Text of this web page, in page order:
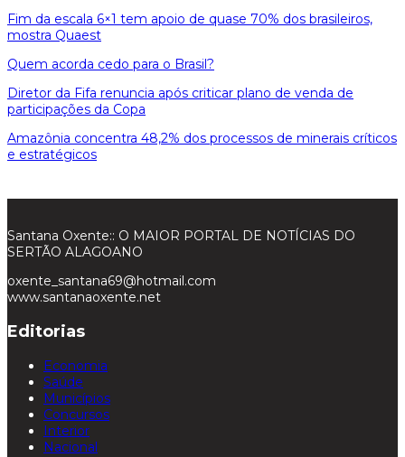
Fim da escala 6×1 tem apoio de quase 70% dos brasileiros,
mostra Quaest
Quem acorda cedo para o Brasil?
Diretor da Fifa renuncia após criticar plano de venda de
participações da Copa
Amazônia concentra 48,2% dos processos de minerais críticos
e estratégicos
Santana Oxente:: O MAIOR PORTAL DE NOTÍCIAS DO
SERTÃO ALAGOANO
oxente_santana69@hotmail.com
www.santanaoxente.net
Editorias
Economia
Saúde
Municípios
Concursos
Interior
Nacional